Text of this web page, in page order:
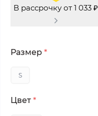
В рассрочку от 1 033 ₽
Размер *
S
Цвет *